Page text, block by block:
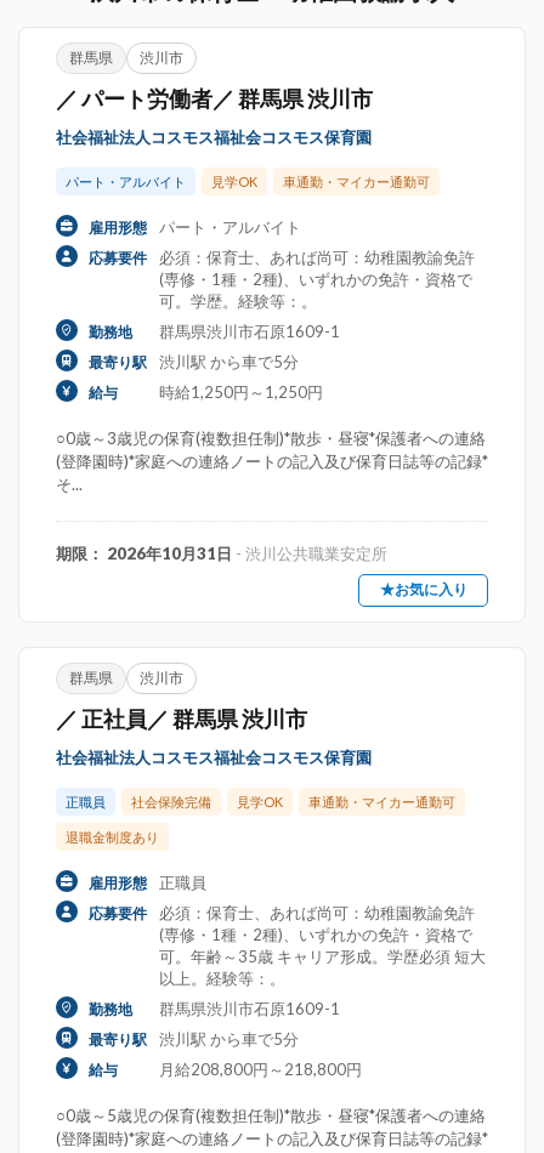
群馬県 渋川市
／ パート労働者／ 群馬県 渋川市
社会福祉法人コスモス福祉会コスモス保育園
パート・アルバイト 見学OK 車通勤・マイカー通勤可
雇用形態 パート・アルバイト
応募要件
必須：保育士、あれば尚可：幼稚園教諭免許
(専修・1種・2種)、いずれかの免許・資格で
可。学歴。経験等：。
勤務地 群馬県渋川市石原1609-1
最寄り駅 渋川駅 から車で5分
給与 時給1,250円～1,250円
○0歳～3歳児の保育(複数担任制)*散歩・昼寝*保護者への連絡
(登降園時)*家庭への連絡ノートの記入及び保育日誌等の記録*
そ...
期限： 2026年10月31日 - 渋川公共職業安定所
★お気に入り
群馬県 渋川市
／ 正社員／ 群馬県 渋川市
社会福祉法人コスモス福祉会コスモス保育園
正職員 社会保険完備 見学OK 車通勤・マイカー通勤可
退職金制度あり
雇用形態 正職員
応募要件
必須：保育士、あれば尚可：幼稚園教諭免許
(専修・1種・2種)、いずれかの免許・資格で
可。年齢～35歳 キャリア形成。学歴必須 短大
以上。経験等：。
勤務地 群馬県渋川市石原1609-1
最寄り駅 渋川駅 から車で5分
給与 月給208,800円～218,800円
○0歳～5歳児の保育(複数担任制)*散歩・昼寝*保護者への連絡
(登降園時)*家庭への連絡ノートの記入及び保育日誌等の記録*